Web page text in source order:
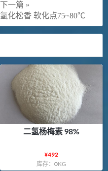
下一篇 »
氢化松香 软化点75~80℃
二氢杨梅素 98%
¥492
库存：0KG